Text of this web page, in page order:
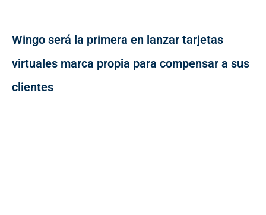
Wingo será la primera en lanzar tarjetas
virtuales marca propia para compensar a sus
clientes